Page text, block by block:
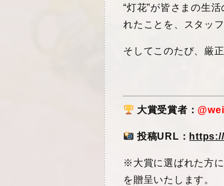
“灯花”が皆さまの生
れたことを、スタッ
そしてこのたび、厳
大賞受賞者：
投稿URL：
※大賞に選ばれた方
を贈呈いたします。